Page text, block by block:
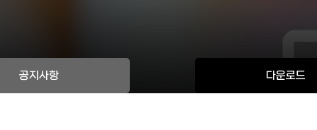
공지사항 다운로드